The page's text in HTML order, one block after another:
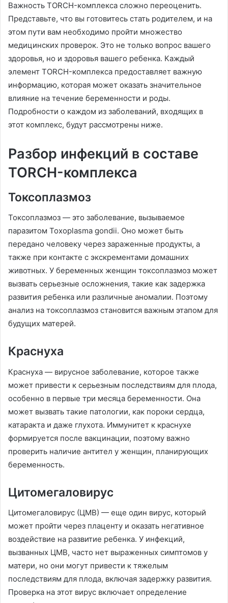
Важность TORCH-комплекса сложно переоценить.
Представьте, что вы готовитесь стать родителем, и на
этом пути вам необходимо пройти множество
медицинских проверок. Это не только вопрос вашего
здоровья, но и здоровья вашего ребенка. Каждый
элемент TORCH-комплекса предоставляет важную
информацию, которая может оказать значительное
влияние на течение беременности и роды.
Подробности о каждом из заболеваний, входящих в
этот комплекс, будут рассмотрены ниже.
Разбор инфекций в составе
TORCH-комплекса
Токсоплазмоз
Токсоплазмоз — это заболевание, вызываемое
паразитом Toxoplasma gondii. Оно может быть
передано человеку через зараженные продукты, а
также при контакте с экскрементами домашних
животных. У беременных женщин токсоплазмоз может
вызвать серьезные осложнения, такие как задержка
развития ребенка или различные аномалии. Поэтому
анализ на токсоплазмоз становится важным этапом для
будущих матерей.
Краснуха
Краснуха — вирусное заболевание, которое также
может привести к серьезным последствиям для плода,
особенно в первые три месяца беременности. Она
может вызвать такие патологии, как пороки сердца,
катаракта и даже глухота. Иммунитет к краснухе
формируется после вакцинации, поэтому важно
проверить наличие антител у женщин, планирующих
беременность.
Цитомегаловирус
Цитомегаловирус (ЦМВ) — еще один вирус, который
может пройти через плаценту и оказать негативное
воздействие на развитие ребенка. У инфекций,
вызванных ЦМВ, часто нет выраженных симптомов у
матери, но они могут привести к тяжелым
последствиям для плода, включая задержку развития.
Проверка на этот вирус включает определение